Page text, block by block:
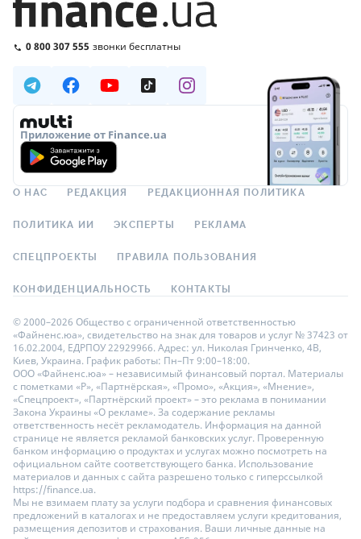
0 800 307 555 звонки бесплатны
Приложение от Finance.ua
О НАС РЕДАКЦИЯ РЕДАКЦИОННАЯ ПОЛИТИКА
ПОЛИТИКА ИИ ЭКСПЕРТЫ РЕКЛАМА
СПЕЦПРОЕКТЫ ПРАВИЛА ПОЛЬЗОВАНИЯ
КОНФИДЕНЦИАЛЬНОСТЬ КОНТАКТЫ
© 2000–2026 Общество с ограниченной ответственностью
«Файненс.юа», свидетельство на знак для товаров и услуг № 37423 от
16.02.2004, ЕДРПОУ 22929966. Адрес: ул. Николая Гринченко, 4В,
Киев, Украина. График работы: Пн–Пт 9:00–18:00.
ООО «Файненс.юа» – независимый финансовый портал. Материалы
с пометками «Р», «Партнёрская», «Промо», «Акция», «Мнение»,
«Спецпроект», «Партнёрский проект» – это реклама в понимании
Закона Украины «О рекламе». За содержание рекламы
ответственность несёт рекламодатель. Информация на данной
странице не является рекламой банковских услуг. Проверенную
банком информацию о продуктах и услугах можно посмотреть на
официальном сайте соответствующего банка. Использование
материалов и данных с сайта разрешено только с гиперссылкой
https://finance.ua.
Мы не взимаем плату за услуги подбора и сравнения финансовых
предложений в каталогах и не предоставляем услуги кредитования,
размещения депозитов и страхования. Ваши личные данные на